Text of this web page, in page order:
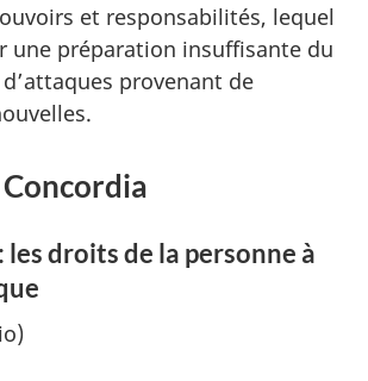
et responsabilités, lequel
une préparation insuffisante du
d’attaques provenant de
: les droits de la personne à